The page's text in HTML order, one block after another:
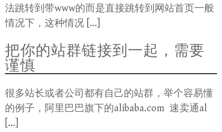
法跳转到带www的而是直接跳转到网站首页一般
情况下，这种情况 […]
把你的站群链接到一起，需要
谨慎
很多站长或者公司都有自己的站群，举个容易懂
的例子，阿里巴巴旗下的alibaba.com 速卖通al
[…]